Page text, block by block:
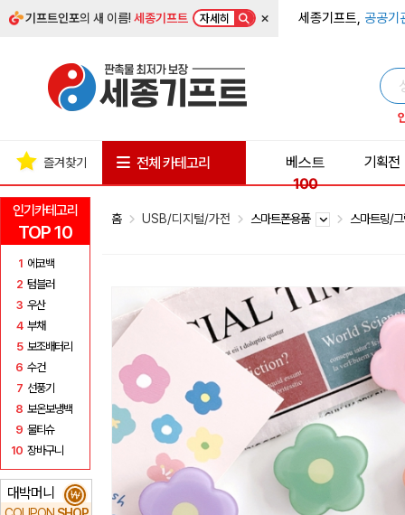
기프트인포의 새 이름!세종기프트 자세히 × 세종기프트, 공공기
인기카테고리
TOP 10
1 에코백
2 텀블러
3 우산
4 부채
5 보조배터리
6 수건
7 선풍기
8 보온보냉백
9 물티슈
10 장바구니
대박머니 ₩
즐겨찾기 전체 카테고리
베스트
100
기획전
홈 USB/디지털/가전 스마트폰용품 스마트링/